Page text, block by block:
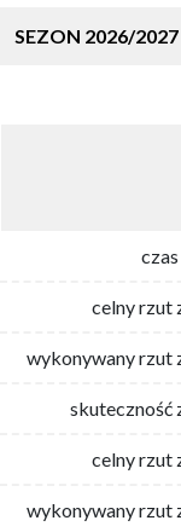
SEZON 2026/2027
celny rzut
wykonywany rzut
skuteczność
celny rzut
wykonywany rzut
celny rzut
wykonywany rzut
skuteczność
celny rzut
wykonywany rzut